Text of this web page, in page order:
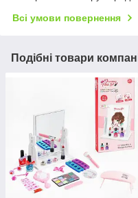
Всі умови повернення
Подібні товари